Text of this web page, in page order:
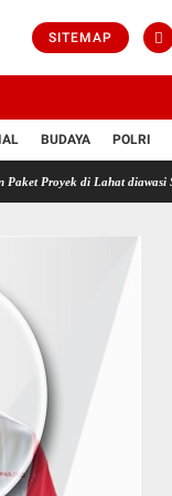
SITEMAP
BUDAYA POLRI
di Lahat diawasi Satgasus,